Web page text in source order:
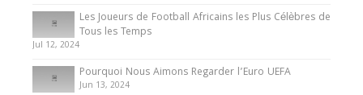
Les Joueurs de Football Africains les Plus Célèbres de
Tous les Temps
Jul 12, 2024
Pourquoi Nous Aimons Regarder l’Euro UEFA
Jun 13, 2024